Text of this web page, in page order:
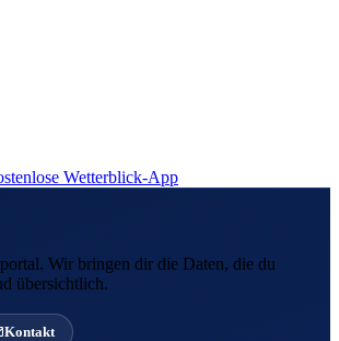
Wetterblick-App
Wir bringen dir die Daten, die du
übersichtlich.
Kontakt